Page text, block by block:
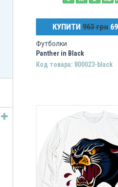
КУПИТИ 963 грн
Футболки
Panther in Black
Код товара: 800023-black